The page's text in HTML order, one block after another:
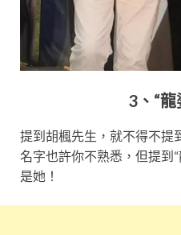
3、“龍
提到胡楓先生，就不得不提
名字也許你不熟悉，但提到
是她！